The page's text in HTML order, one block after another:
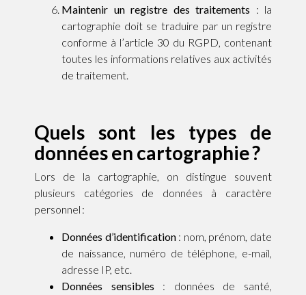
Maintenir un registre des traitements : la
cartographie doit se traduire par un registre
conforme à l’article 30 du RGPD, contenant
toutes les informations relatives aux activités
de traitement.
Quels sont les types de
données en cartographie ?
Lors de la cartographie, on distingue souvent
plusieurs catégories de données à caractère
personnel :
Données d’identification: nom, prénom, date
de naissance, numéro de téléphone, e-mail,
adresse IP, etc.
Données sensibles : données de santé,